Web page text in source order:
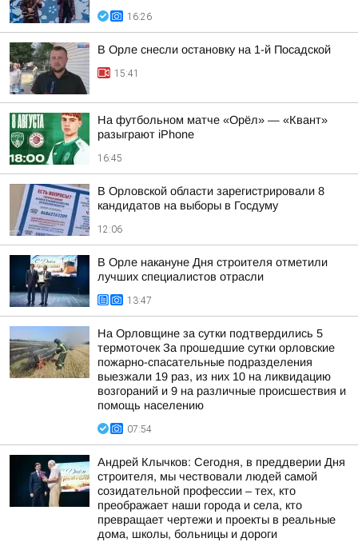
16:26
В Орле снесли остановку на 1-й Посадской
15:41
На футбольном матче «Орёл» — «Квант»
разыграют iPhone
16:45
В Орловской области зарегистрировали 8
кандидатов на выборы в Госдуму
12:06
В Орле накануне Дня строителя отметили
лучших специалистов отрасли
13:47
На Орловщине за сутки подтвердились 5
термоточек За прошедшие сутки орловские
пожарно-спасательные подразделения
выезжали 19 раз, из них 10 на ликвидацию
возгораний и 9 на различные происшествия и
помощь населению
07:54
Андрей Клычков: Сегодня, в преддверии Дня
строителя, мы чествовали людей самой
созидательной профессии – тех, кто
преображает наши города и села, кто
превращает чертежи и проекты в реальные
дома, школы, больницы и дороги